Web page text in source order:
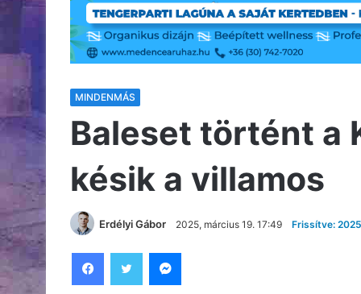
MINDENMÁS
Baleset történt a
késik a villamos
Erdélyi Gábor 2025, március 19. 17:49 Frissítve: